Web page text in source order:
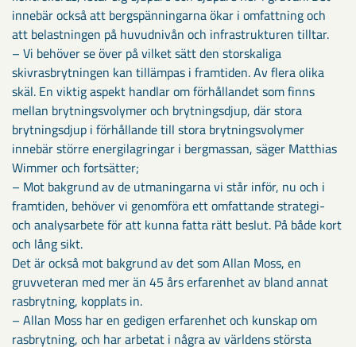
innebär också att bergspänningarna ökar i omfattning och
att belastningen på huvudnivån och infrastrukturen tilltar.
– Vi behöver se över på vilket sätt den storskaliga
skivrasbrytningen kan tillämpas i framtiden. Av flera olika
skäl. En viktig aspekt handlar om förhållandet som finns
mellan brytningsvolymer och brytningsdjup, där stora
brytningsdjup i förhållande till stora brytningsvolymer
innebär större energilagringar i bergmassan, säger Matthias
Wimmer och fortsätter;
– Mot bakgrund av de utmaningarna vi står inför, nu och i
framtiden, behöver vi genomföra ett omfattande strategi-
och analysarbete för att kunna fatta rätt beslut. På både kort
och lång sikt.
Det är också mot bakgrund av det som Allan Moss, en
gruvveteran med mer än 45 års erfarenhet av bland annat
rasbrytning, kopplats in.
– Allan Moss har en gedigen erfarenhet och kunskap om
rasbrytning, och har arbetat i några av världens största